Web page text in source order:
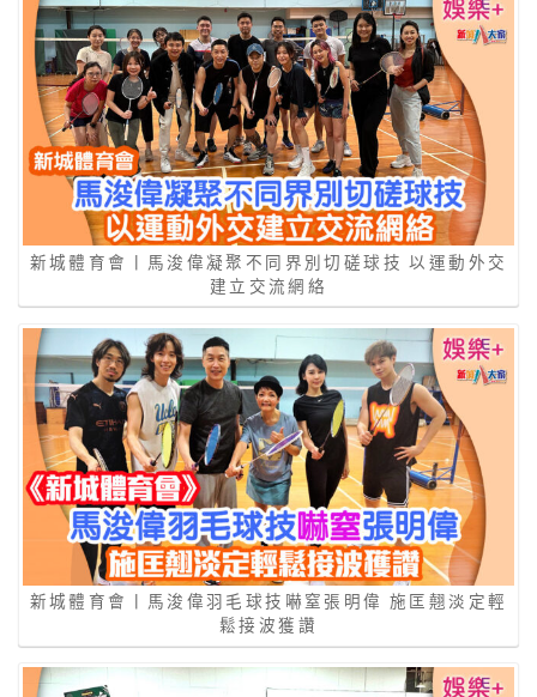
新城體育會丨馬浚偉凝聚不同界別切磋球技 以運動外交
建立交流網絡
新城體育會丨馬浚偉羽毛球技嚇窒張明偉 施匡翹淡定輕
鬆接波獲讚